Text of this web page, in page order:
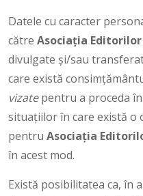
Datele cu caracter
către Asociaţia
divulgate și/sau
care există
vizatepentru a proceda în
situațiilor în care există o
pentru Asociaţia
în acest mod.
Există posibilitatea ca, în